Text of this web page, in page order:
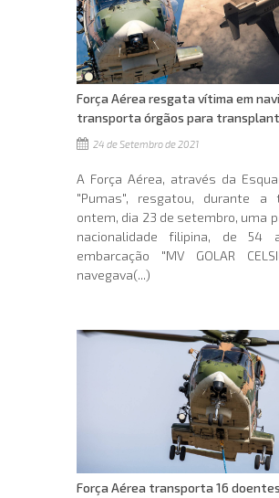
Força Aérea resgata vítima em
transporta órgãos para
24 de Setembro de 2021
A Força Aérea, através da
"Pumas", resgatou, durante a
ontem, dia 23 de setembro, uma
nacionalidade filipina, de 54
embarcação "MV GOLAR
navegava(...)
Força Aérea transporta 16